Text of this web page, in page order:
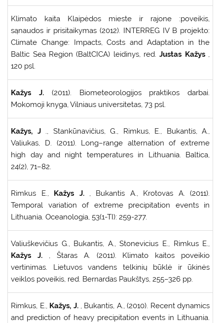
Klimato kaita Klaipėdos mieste ir rajone :poveikis,
sąnaudos ir prisitaikymas (2012). INTERREG IV B projekto:
Climate Change: Impacts, Costs and Adaptation in the
Baltic Sea Region (BaltCICA) leidinys, red.Justas Kažys ,
120 psl.
Kažys J. (2011). Biometeorologijos praktikos darbai.
Mokomoji knyga, Vilniaus universitetas, 73 psl.
Kažys, J ., Stankūnavičius, G., Rimkus, E., Bukantis, A.,
Valiukas, D. (2011). Long–range alternation of extreme
high day and night temperatures in Lithuania. Baltica,
24(2), 71–82.
Rimkus E., Kažys J. , Bukantis A., Krotovas A. (2011).
Temporal variation of extreme precipitation events in
Lithuania. Oceanologia, 53(1-TI): 259-277.
Valiuškevičius G., Bukantis, A., Stonevicius E., Rimkus E.,
Kažys J. , Štaras A. (2011). Klimato kaitos poveikio
vertinimas. Lietuvos vandens telkinių būklė ir ūkinės
veiklos poveikis, red. Bernardas Paukštys, 255–326 pp.
Rimkus, E., Kažys, J. , Bukantis, A., (2010). Recent dynamics
and prediction of heavy precipitation events in Lithuania.